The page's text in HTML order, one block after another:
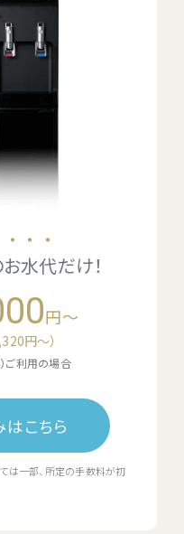
水代
・・
だけ！
円～
円〜）
ご利用の場合
こちら
は一部、所定の手数料が初